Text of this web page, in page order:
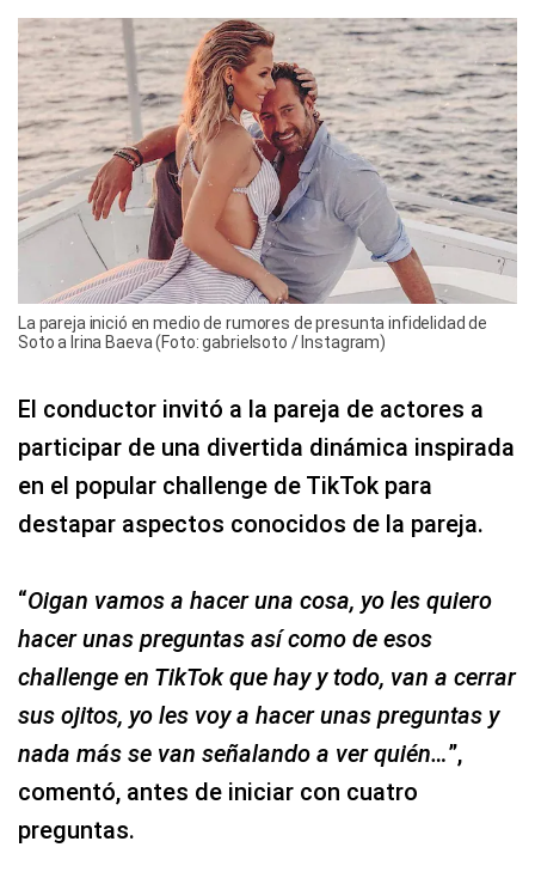
La pareja inició en medio de rumores de presunta infidelidad de
Soto a Irina Baeva (Foto: gabrielsoto / Instagram)
El conductor invitó a la pareja de actores a
participar de una divertida dinámica inspirada
en el popular challenge de TikTok para
destapar aspectos conocidos de la pareja.
“Oigan vamos a hacer una cosa, yo les quiero
hacer unas preguntas así como de esos
challenge en TikTok que hay y todo, van a cerrar
sus ojitos, yo les voy a hacer unas preguntas y
nada más se van señalando a ver quién…”,
comentó, antes de iniciar con cuatro
preguntas.